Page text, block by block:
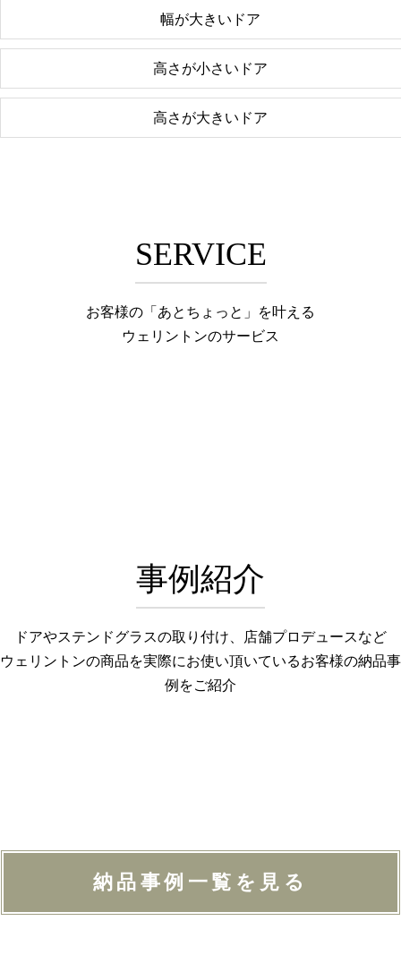
幅が大きいドア
高さが小さいドア
高さが大きいドア
SERVICE
お客様の「あとちょっと」を叶える
ウェリントンのサービス
事例紹介
ドアやステンドグラスの取り付け、店舗プロデュースなど
ウェリントンの商品を実際にお使い頂いているお客様の納品事
例をご紹介
納品事例一覧を見る